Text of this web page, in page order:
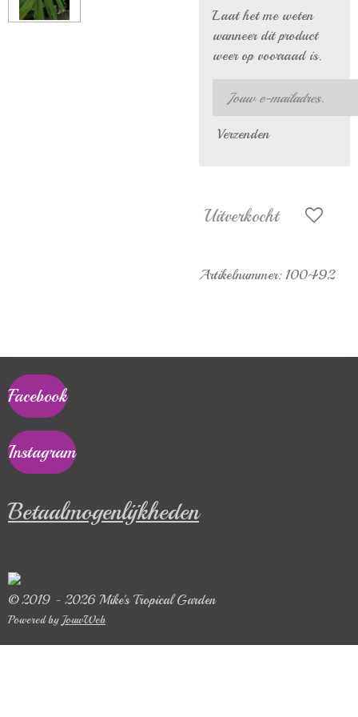
Laat het me weten
wanneer dit product
weer op voorraad is.
Verzenden
Uitverkocht
Artikelnummer: 100492
Facebook
Instagram
Betaalmogenlijkheden
© 2019 - 2026 Mike's Tropical Garden
Powered byJouwWeb